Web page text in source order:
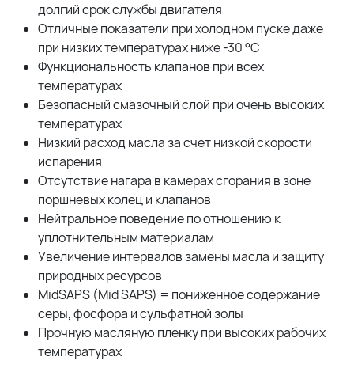
долгий срок службы двигателя
Отличные показатели при холодном пуске даже
при низких температурах ниже -30 °C
Функциональность клапанов при всех
температурах
Безопасный смазочный слой при очень высоких
температурах
Низкий расход масла за счет низкой скорости
испарения
Отсутствие нагара в камерах сгорания в зоне
поршневых колец и клапанов
Нейтральное поведение по отношению к
уплотнительным материалам
Увеличение интервалов замены масла и защиту
природных ресурсов
MidSAPS (Mid SAPS) = пониженное содержание
серы, фосфора и сульфатной золы
Прочную масляную пленку при высоких рабочих
температурах